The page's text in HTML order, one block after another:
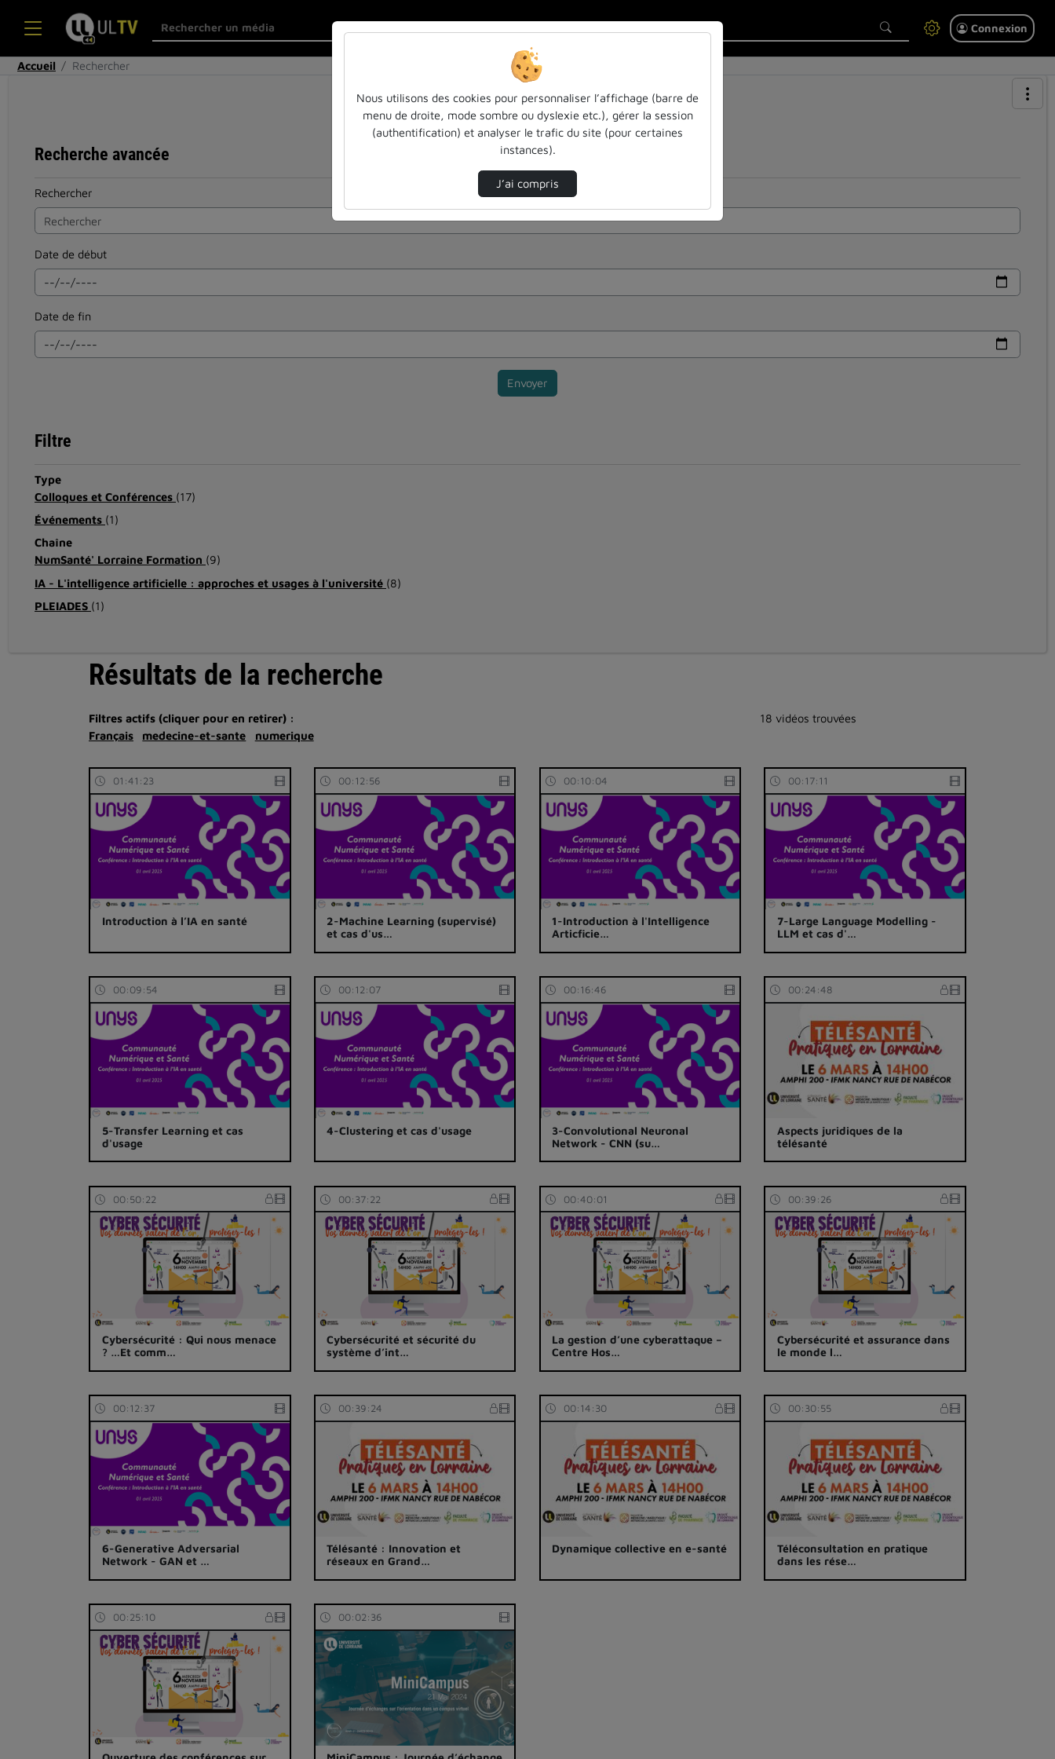
Connexion
Accueil Rechercher
Recherche avancée
Rechercher
Date de début
Date de fin
Envoyer
Filtre
Type
Colloques et Conférences (17)
Événements (1)
Chaîne
NumSanté' Lorraine Formation (9)
IA - L'intelligence artificielle : approches et usages à l'université (8)
PLEIADES (1)
Résultats de la recherche
Filtres actifs (cliquer pour en retirer) :
Français
medecine-et-sante numerique
18 vidéos trouvées
01:41:23
Introduction à l’IA en santé
00:12:56
2-Machine Learning (supervisé)
et cas d'us…
00:10:04
1-Introduction à l'Intelligence
Articficie…
00:17:11
7-Large Language Modelling -
LLM et cas d'…
00:09:54
5-Transfer Learning et cas
d'usage
00:12:07
4-Clustering et cas d'usage
00:16:46
3-Convolutional Neuronal
Network - CNN (su…
00:24:48
Aspects juridiques de la
télésanté
00:50:22
Cybersécurité : Qui nous menace
? …Et comm…
00:37:22
Cybersécurité et sécurité du
système d’int…
00:40:01
La gestion d’une cyberattaque –
Centre Hos…
00:39:26
Cybersécurité et assurance dans
le monde l…
00:12:37
6-Generative Adversarial
Network - GAN et …
00:39:24
Télésanté : Innovation et
réseaux en Grand…
00:14:30
Dynamique collective en e-santé
00:30:55
Téléconsultation en pratique
dans les rése…
00:25:10 00:02:36
Nous utilisons des cookies pour personnaliser l’affichage (barre de
menu de droite, mode sombre ou dyslexie etc.), gérer la session
(authentification) et analyser le trafic du site (pour certaines
instances).
J’ai compris